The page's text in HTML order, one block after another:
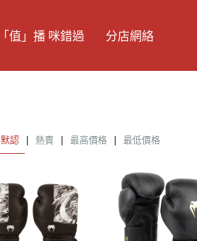
值」播 咪錯過 分店網絡
默認 | 熱賣 | 最高價格 | 最低價格